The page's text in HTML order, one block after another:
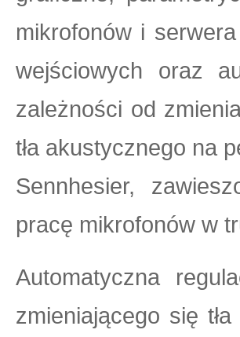
mikrofonów i
wejściowych oraz
zależności od
tła akustycznego na
Sennhesier,
pracę mikrofonów w
Automatyczna
zmieniającego się